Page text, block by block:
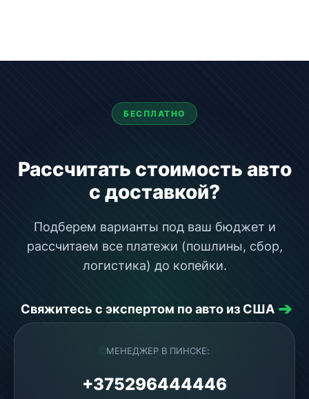
БЕСПЛАТНО
Рассчитать стоимость авто
с доставкой?
Подберем варианты под ваш бюджет и
рассчитаем все платежи (пошлины, сбор,
логистика) до копейки.
Свяжитесь с экспертом по авто из США ➔
МЕНЕДЖЕР В ПИНСКЕ:
+375296444446